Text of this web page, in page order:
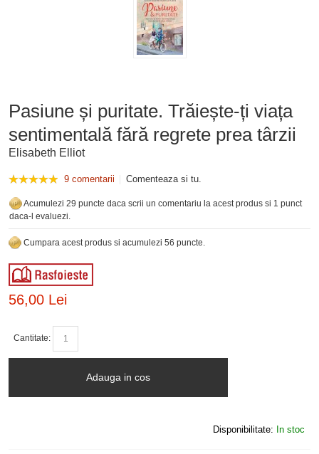
Pasiune și puritate. Trăiește-ți viața
sentimentală fără regrete prea târzii
Elisabeth Elliot
9 comentarii Comenteaza si tu.
Acumulezi 29 puncte daca scrii un comentariu la acest produs si 1 punct
daca-l evaluezi.
Cumpara acest produs si acumulezi 56 puncte.
56,00 Lei
Cantitate:
Adauga in cos
Disponibilitate: In stoc